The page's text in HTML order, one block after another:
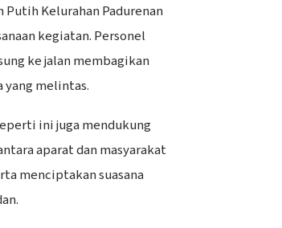
Kelurahan Padurenan
kegiatan. Personel
ke jalan membagikan
yang melintas.
ini juga mendukung
aparat dan masyarakat
menciptakan suasana